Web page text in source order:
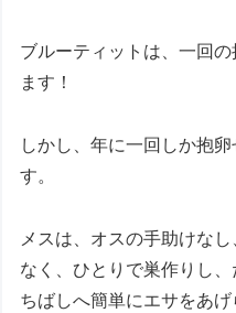
ブルーティットは、一回
ます！
しかし、年に一回しか抱
す。
メスは、オスの手助けな
なく、ひとりで巣作りし
ちばしへ簡単にエサをあ